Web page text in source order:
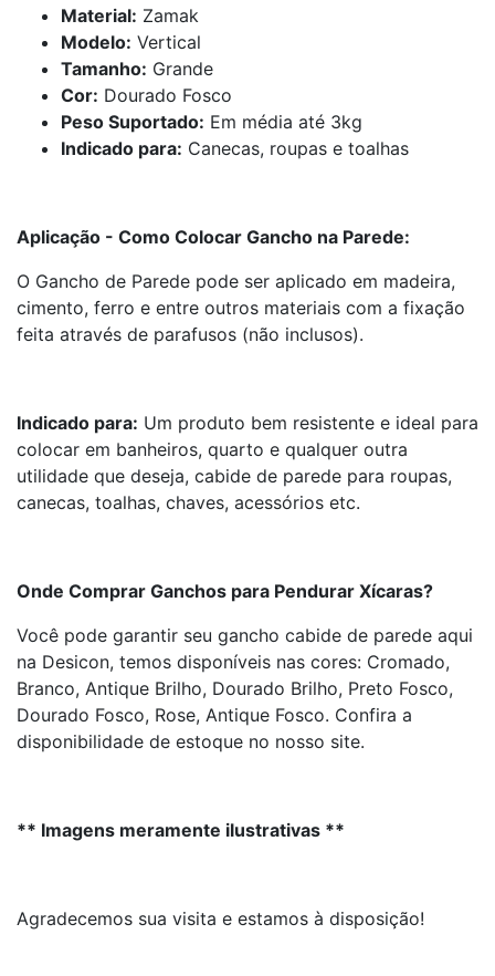
Material: Zamak
Modelo: Vertical
Tamanho: Grande
Cor: Dourado Fosco
Peso Suportado: Em média até 3kg
Indicado para: Canecas, roupas e toalhas
Aplicação - Como Colocar Gancho na Parede:
O Gancho de Parede pode ser aplicado em madeira,
cimento, ferro e entre outros materiais com a fixação
feita através de parafusos (não inclusos).
Indicado para: Um produto bem resistente e ideal para
colocar em banheiros, quarto e qualquer outra
utilidade que deseja, cabide de parede para roupas,
canecas, toalhas, chaves, acessórios etc.
Onde Comprar Ganchos para Pendurar Xícaras?
Você pode garantir seu gancho cabide de parede aqui
na Desicon, temos disponíveis nas cores: Cromado,
Branco, Antique Brilho, Dourado Brilho, Preto Fosco,
Dourado Fosco, Rose, Antique Fosco. Confira a
disponibilidade de estoque no nosso site.
** Imagens meramente ilustrativas **
Agradecemos sua visita e estamos à disposição!